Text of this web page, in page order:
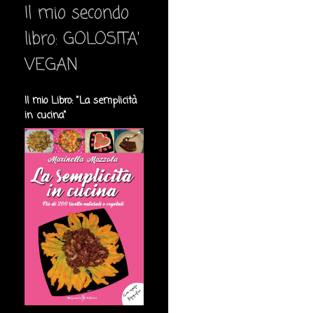
Il mio secondo
libro: GOLOSITA'
VEGAN
Il mio Libro: "La semplicità
in cucina"